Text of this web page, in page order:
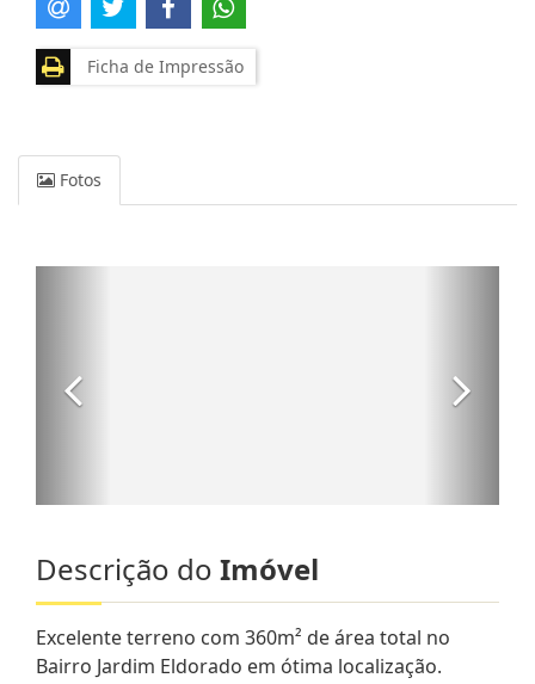
Ficha de Impressão
Fotos
Descrição do Imóvel
Excelente terreno com 360m² de área total no
Bairro Jardim Eldorado em ótima localização.